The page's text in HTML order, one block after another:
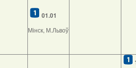
01.01
Мінск, М.Львоў